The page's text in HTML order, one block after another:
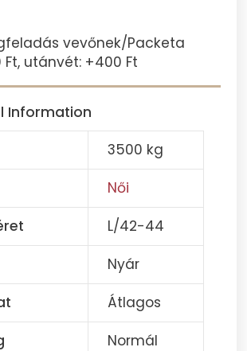
vevőnek/Packeta
Ft, utánvét: +400 Ft
Information
3500 kg
Női
L/42-44
Nyár
Átlagos
Normál